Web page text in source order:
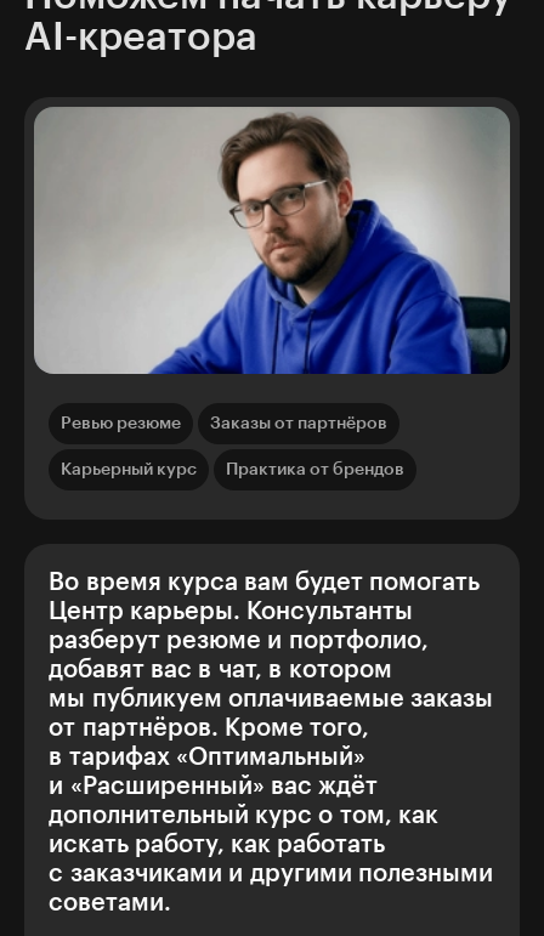
AI-креатора
Ревью резюме Заказы от партнёров
Карьерный курс Практика от брендов
Во время курса вам будет помогать
Центр карьеры. Консультанты
разберут резюме и портфолио,
добавят вас в чат, в котором
мы публикуем оплачиваемые заказы
от партнёров. Кроме того,
в тарифах «Оптимальный»
и «Расширенный» вас ждёт
дополнительный курс о том, как
искать работу, как работать
с заказчиками и другими полезными
советами.